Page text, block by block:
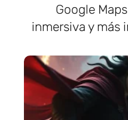
Google
inmersiva y más